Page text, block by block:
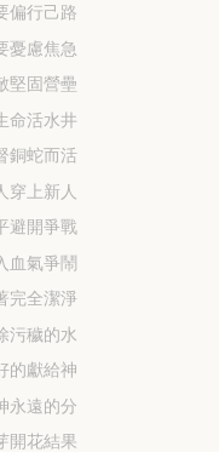
偏行己路
憂慮焦急
堅固營壘
命活水井
銅蛇而活
穿上新人
避開爭戰
血氣爭鬧
完全潔淨
污穢的水
的獻給神
永遠的分
開花結果